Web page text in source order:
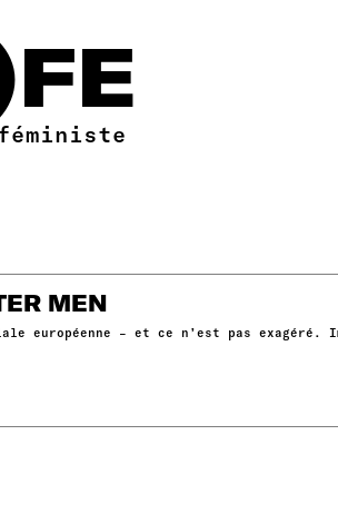
MEN
européenne – et ce n’est pas exagéré.